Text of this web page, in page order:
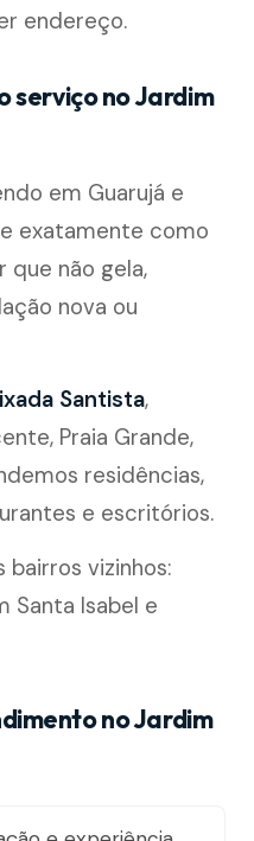
endereço.
serviço no Jardim
em Guarujá e
exatamente como
que não gela,
nova ou
Santista,
Praia Grande,
residências,
e escritórios.
vizinhos:
Santa Isabel e
no Jardim